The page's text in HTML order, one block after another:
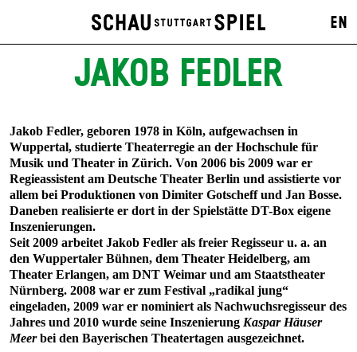
EN
JAKOB FEDLER
Jakob Fedler, geboren 1978 in Köln, aufgewachsen in
Wuppertal, studierte Theaterregie an der Hochschule für
Musik und Theater in Zürich. Von 2006 bis 2009 war er
Regieassistent am Deutsche Theater Berlin und assistierte vor
allem bei Produktionen von Dimiter Gotscheff und Jan Bosse.
Daneben realisierte er dort in der Spielstätte DT-Box eigene
Inszenierungen.
Seit 2009 arbeitet Jakob Fedler als freier Regisseur u. a. an
den Wuppertaler Bühnen, dem Theater Heidelberg, am
Theater Erlangen, am DNT Weimar und am Staatstheater
Nürnberg. 2008 war er zum Festival „radikal jung“
eingeladen, 2009 war er nominiert als Nachwuchsregisseur des
Jahres und 2010 wurde seine Inszenierung Kaspar Häuser
Meerbei den Bayerischen Theatertagen ausgezeichnet.